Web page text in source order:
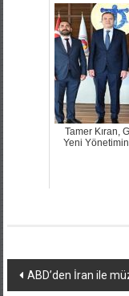
Tamer Kıran,
Yeni
Yazı
ABD’den İran ile